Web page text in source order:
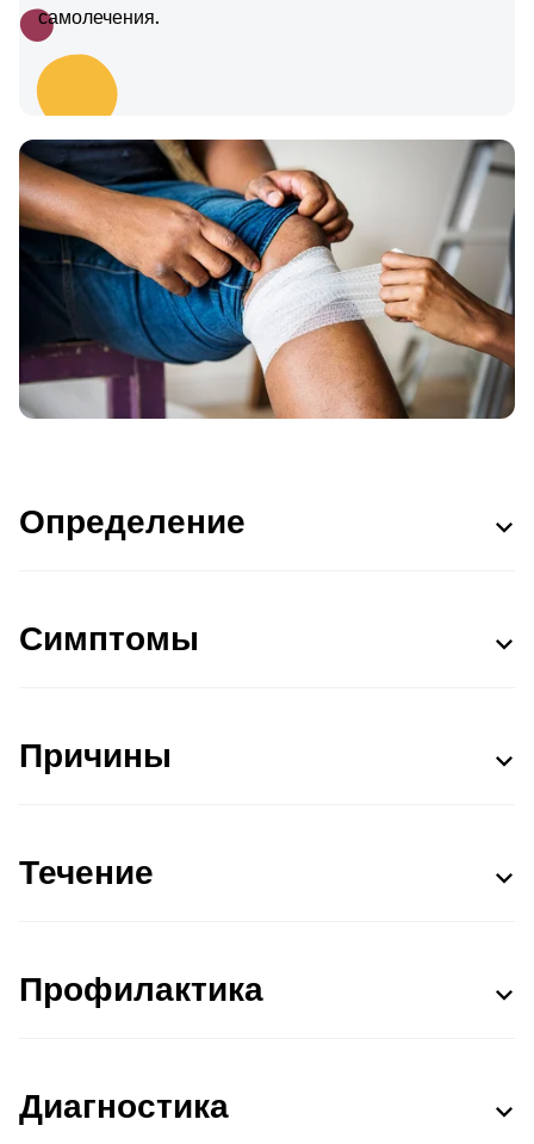
самолечения.
Определение
Симптомы
Причины
Течение
Профилактика
Диагностика